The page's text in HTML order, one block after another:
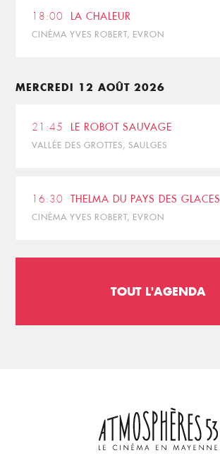
18:00 LA CHALEUR
CINÉMA YVES ROBERT, EVRON
MERCREDI 12 AOÛT 2026
21:45 LE ROBOT SAUVAGE
VALLÉE DES GROTTES, SAULGES
16:30 THELMA DU PAYS DES GLACES
CINÉMA YVES ROBERT, EVRON
TOUT L'AGENDA